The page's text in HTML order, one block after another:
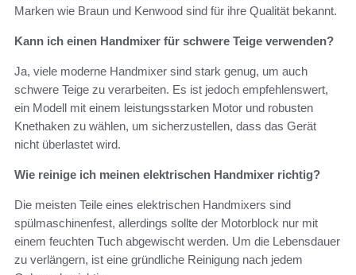
Marken wie Braun und Kenwood sind für ihre Qualität bekannt.
Kann ich einen Handmixer für schwere Teige verwenden?
Ja, viele moderne Handmixer sind stark genug, um auch
schwere Teige zu verarbeiten. Es ist jedoch empfehlenswert,
ein Modell mit einem leistungsstarken Motor und robusten
Knethaken zu wählen, um sicherzustellen, dass das Gerät
nicht überlastet wird.
Wie reinige ich meinen elektrischen Handmixer richtig?
Die meisten Teile eines elektrischen Handmixers sind
spülmaschinenfest, allerdings sollte der Motorblock nur mit
einem feuchten Tuch abgewischt werden. Um die Lebensdauer
zu verlängern, ist eine gründliche Reinigung nach jedem